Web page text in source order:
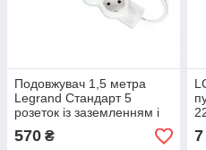
Подовжувач 1,5 метра
Legrand Стандарт 5
розеток із заземленням і
захисними шторками 6
950 11
570 ₴